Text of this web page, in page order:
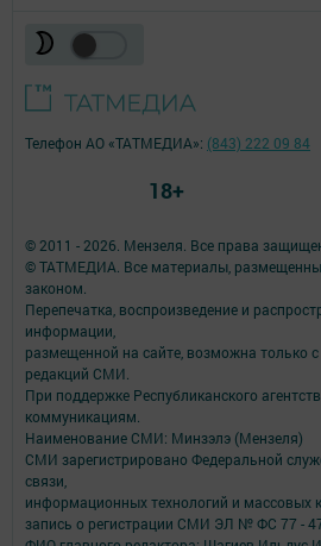
© 2011 - 2026. Мензеля. Все права
© ТАТМЕДИА. Все материалы,
законом.
Перепечатка, воспроизведение и
информации,
размещенной на сайте, возможна только
редакций СМИ.
При поддержке Республиканского
коммуникациям.
Наименование СМИ: Минзэлэ (Мензеля)
СМИ зарегистрировано Федеральной
связи,
информационных технологий и массовых
запись о регистрации СМИ ЭЛ № ФС 77 -
Телефон АО «ТАТМЕДИА»: (843) 222 09 84
18+